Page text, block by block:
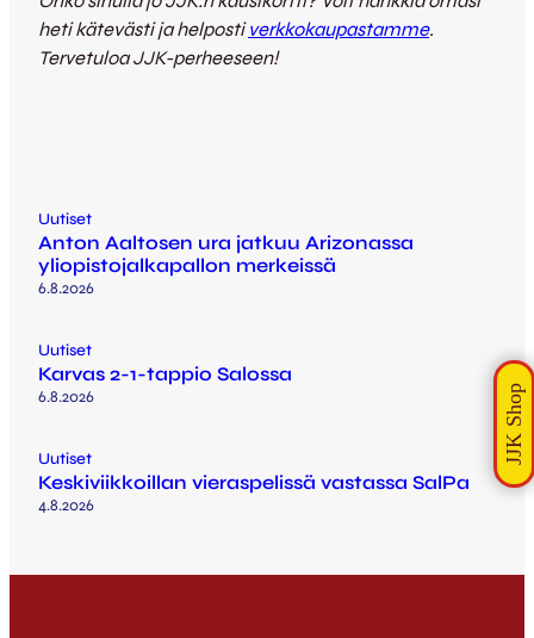
heti kätevästi ja helpostiverkkokaupastamme.
Tervetuloa JJK-perheeseen!
Uutiset
Anton Aaltosen ura jatkuu Arizonassa
yliopistojalkapallon merkeissä
6.8.2026
Uutiset
Karvas 2-1-tappio Salossa
6.8.2026
Uutiset
Keskiviikkoillan vieraspelissä vastassa SalPa
4.8.2026